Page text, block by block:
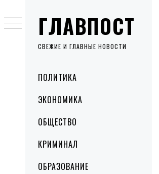
ГЛАВПОСТ
СВЕЖИЕ И ГЛАВНЫЕ НОВОСТИ
MenuПОЛИТИКА
ЭКОНОМИКА
ОБЩЕСТВО
КРИМИНАЛ
ОБРАЗОВАНИЕ
to
content